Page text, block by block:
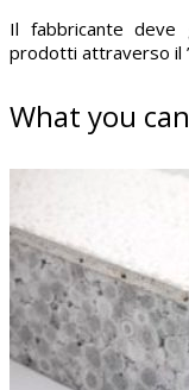
Il fabbricante deve
prodotti attraverso il
What you